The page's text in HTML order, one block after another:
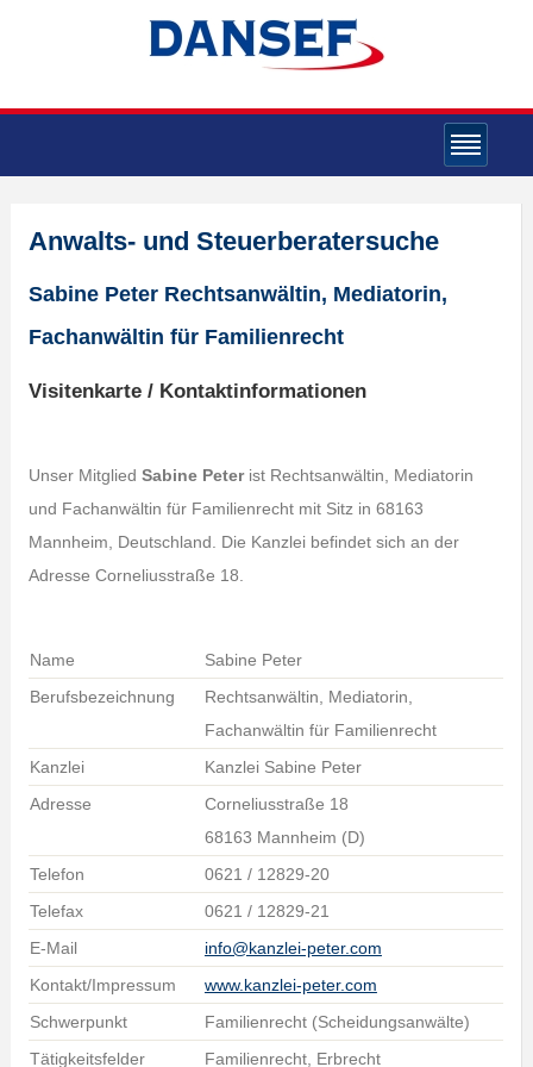
Anwalts- und Steuerberatersuche
Sabine Peter Rechtsanwältin, Mediatorin,
Fachanwältin für Familienrecht
Visitenkarte / Kontaktinformationen
Unser Mitglied Sabine Peterist Rechtsanwältin, Mediatorin
und Fachanwältin für Familienrecht mit Sitz in 68163
Mannheim, Deutschland. Die Kanzlei befindet sich an der
Adresse Corneliusstraße 18.
Name
Sabine Peter
Berufsbezeichnung
Rechtsanwältin, Mediatorin,
Fachanwältin für Familienrecht
Kanzlei
Kanzlei Sabine Peter
Adresse
Corneliusstraße 18
68163 Mannheim (D)
Telefon
0621 / 12829-20
Telefax
0621 / 12829-21
E-Mail
info@kanzlei-peter.com
Kontakt/Impressum
www.kanzlei-peter.com
Schwerpunkt
Familienrecht (Scheidungsanwälte)
Tätigkeitsfelder
Familienrecht, Erbrecht